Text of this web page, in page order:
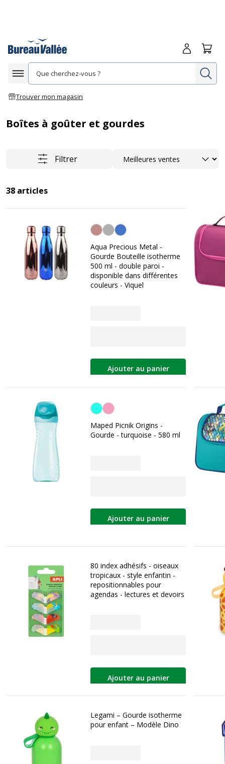
Afficher la navigation
Trouver mon magasin
Me
Boîtes à goûter et gourdes
Filtrer Trier
38 articles
Personnalisation de la couleur
Aqua Precious Metal -
Gourde Bouteille isotherme
500 ml - double paroi -
disponible dans différentes
couleurs - Viquel
Ajouter au panier
Turquoise
Maped Picnik Origins -
Gourde - turquoise - 580 ml
Ajouter au panier
80 index adhésifs - oiseaux
tropicaux - style enfantin -
repositionnables pour
agendas - lectures et devoirs
Ajouter au panier
Legami – Gourde isotherme
pour enfant – Modèle Dino